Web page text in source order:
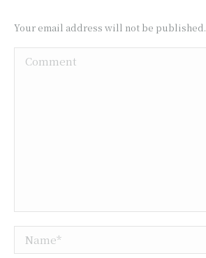
Your email address will not be published.
Comment
Name *